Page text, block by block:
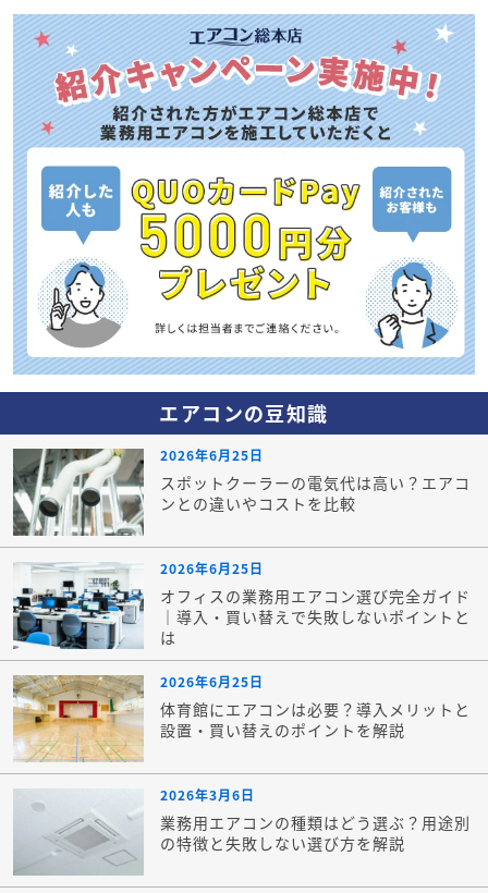
エアコンの豆知識
2026年6月25日
スポットクーラーの電気代は高い？エアコ
ンとの違いやコストを比較
2026年6月25日
オフィスの業務用エアコン選び完全ガイド
｜導入・買い替えで失敗しないポイントと
は
2026年6月25日
体育館にエアコンは必要？導入メリットと
設置・買い替えのポイントを解説
2026年3月6日
業務用エアコンの種類はどう選ぶ？用途別
の特徴と失敗しない選び方を解説